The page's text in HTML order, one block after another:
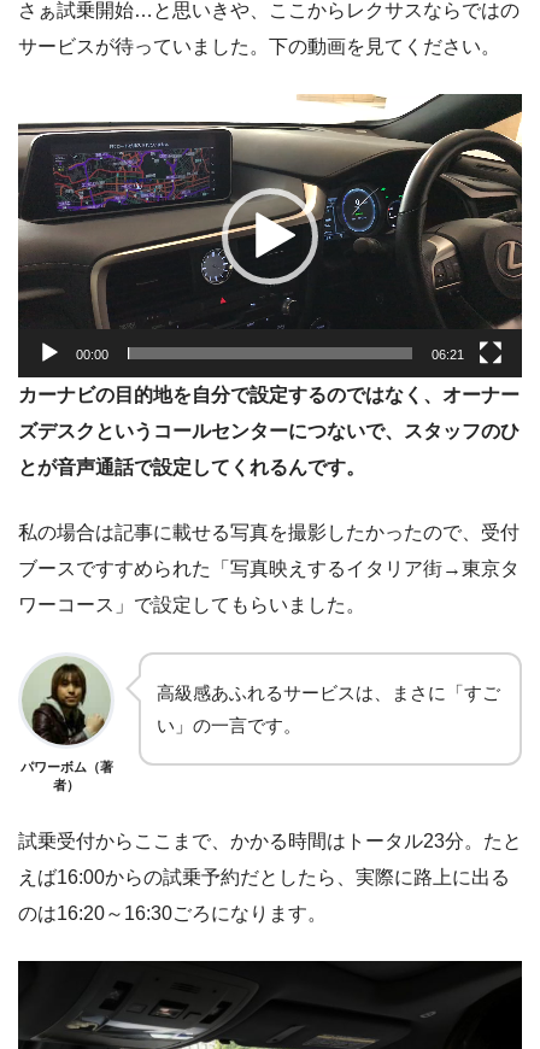
さぁ試乗開始…と思いきや、ここからレクサスならではの
サービスが待っていました。下の動画を見てください。
画
レ
ー
ヤ
00:00 06:21
カーナビの目的地を自分で設定するのではなく、オーナー
ズデスクというコールセンターにつないで、スタッフのひ
とが音声通話で設定してくれるんです。
私の場合は記事に載せる写真を撮影したかったので、受付
ブースですすめられた「写真映えするイタリア街→東京タ
ワーコース」で設定してもらいました。
パワーボム（著
者）
高級感あふれるサービスは、まさに「すご
い」の一言です。
試乗受付からここまで、かかる時間はトータル23分。たと
えば16:00からの試乗予約だとしたら、実際に路上に出る
のは16:20～16:30ごろになります。